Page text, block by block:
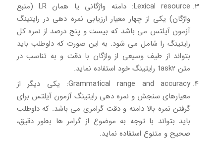
Lexical resource: دامنه واژگانی یا همان LR (منبع
واژگان) یکی از چهار معیار ارزیابی نمره دهی در رایتینگ
آزمون آیلتس می باشد که بیست و پنج درصد از نمره کل
رایتینگ را شامل می شود. به این صورت که داوطلب باید
بتواند از طیف وسیعی از واژگان با دقت و به تناسب در
متن task2 رایتینگ خود استفاده نماید.
Grammatical range and accuracy: یکی دیگر از
معیارهای سنجش و نمره دهی رایتینگ آزمون آیلتس برای
گرفتن نمره بالا دامنه و دقت گرامری می باشد. که داوطلب
باید بتواند با توجه به موضوع از گرامر ها بطور دقیق،
صحیح و متنوع استفاده نماید.